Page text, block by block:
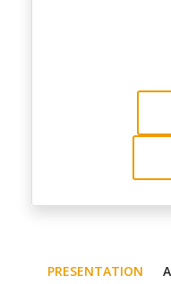
PRESENTATION